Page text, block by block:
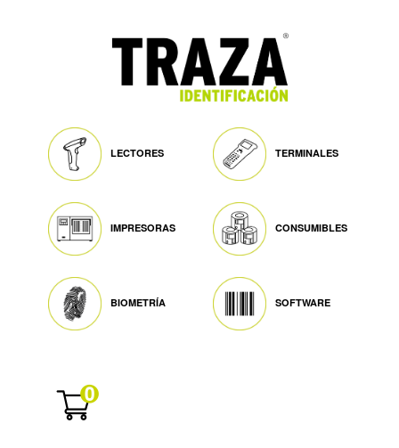
LECTORES TERMINALES
IMPRESORAS CONSUMIBLES
BIOMETRÍA SOFTWARE